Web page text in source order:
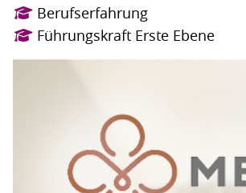
Berufserfahrung
Führungskraft Erste Ebene